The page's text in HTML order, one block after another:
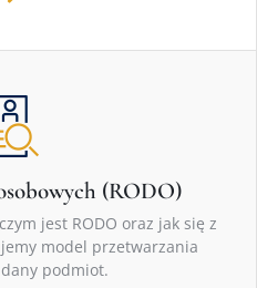
(RODO)
jest RODO oraz jak się z
model przetwarzania
podmiot.